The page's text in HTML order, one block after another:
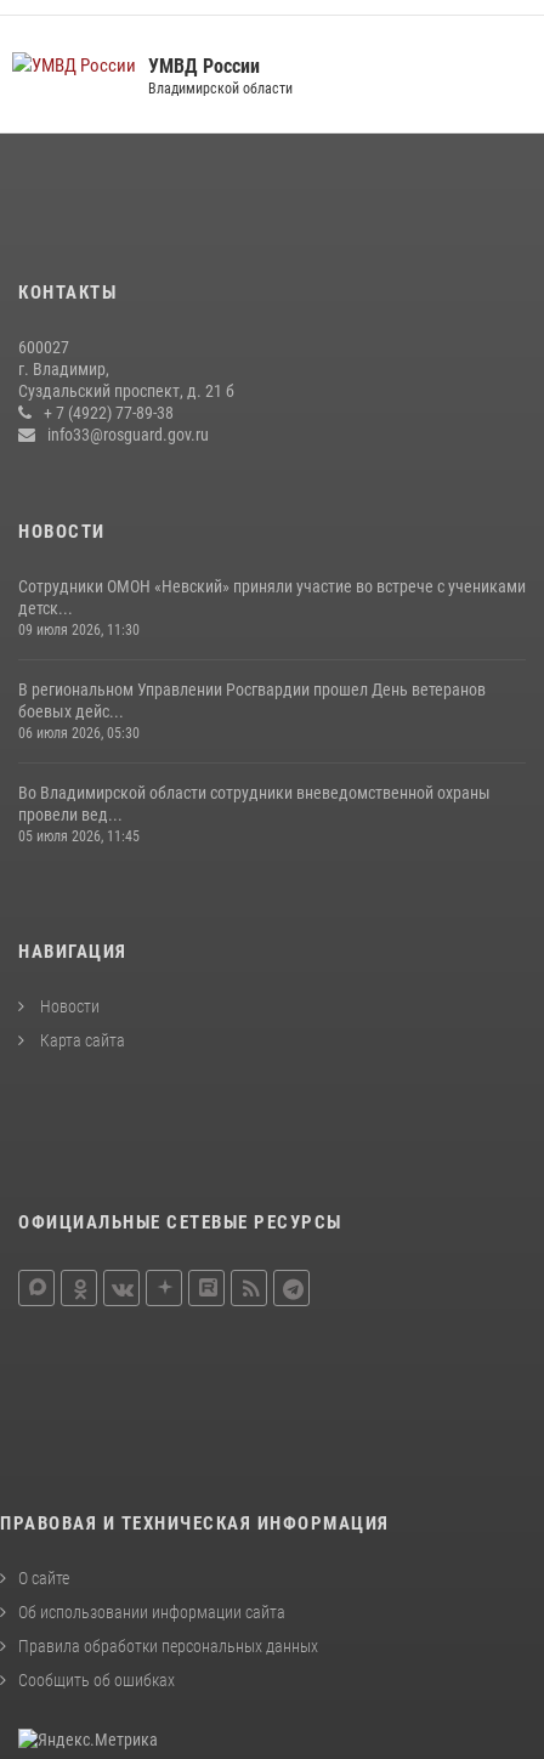
Сотрудники регионального Управления Росгвардии приняли
участие в божественной литургии в день памяти святого
Крещения Руси
15 июля 2026, 09:05
Владимирские Росгвардейцы обеспечили правопорядок при
проведении «Дня огурца» в Суздале
УМВД России
Владимирской области
КОНТАКТЫ
600027
г. Владимир,
Суздальский проспект, д. 21 б
+ 7 (4922) 77-89-38
info33@rosguard.gov.ru
НОВОСТИ
Сотрудники ОМОН «Невский» приняли участие во встрече с учениками
детск...
09 июля 2026, 11:30
В региональном Управлении Росгвардии прошел День ветеранов
боевых дейс...
06 июля 2026, 05:30
Во Владимирской области сотрудники вневедомственной охраны
провели вед...
05 июля 2026, 11:45
НАВИГАЦИЯ
Новости
Карта сайта
ОФИЦИАЛЬНЫЕ СЕТЕВЫЕ РЕСУРСЫ
ПРАВОВАЯ И ТЕХНИЧЕСКАЯ ИНФОРМАЦИЯ
О сайте
Об использовании информации сайта
Правила обработки персональных данных
Сообщить об ошибках